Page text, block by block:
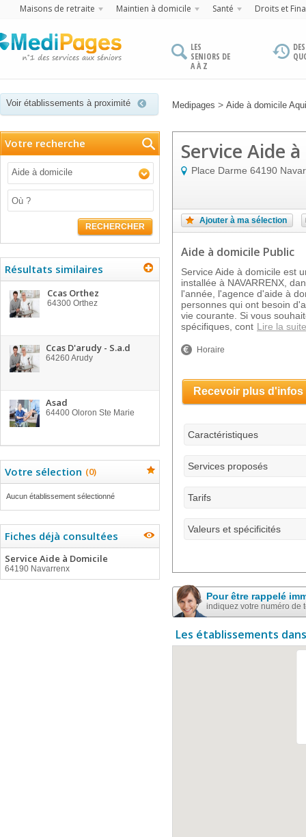
Maisons de retraite Maintien à domicile Santé Droits et
LES
SENIORS DE
A À Z
Voir établissements à proximité Medipages > Aide à domicile
Votre recherche
Aide à domicile
RECHERCHER
Résultats similaires
Ccas Orthez
64300 Orthez
Ccas D'arudy - S.a.d
64260Arudy
Asad
64400 Oloron Ste Marie
Votre sélection (0)
Aucun établissement sélectionné
Fiches déjà consultées
Service Aide à Domicile
64190 Navarrenx
Service Aide
Place Darme 64190
Ajouter à ma sélection
Aide à domicile Public
Service Aide à domicile est
installée à NAVARRENX,
l'année, l'agence d'aide à
personnes qui ont besoin
vie courante. Si vous
spécifiques, cont Lire la suite
Horaire
Recevoir plus d'infos
Caractéristiques
Services proposés
Tarifs
Valeurs et spécificités
Pour être rappelé
indiquez votre numéro de
Les établissements